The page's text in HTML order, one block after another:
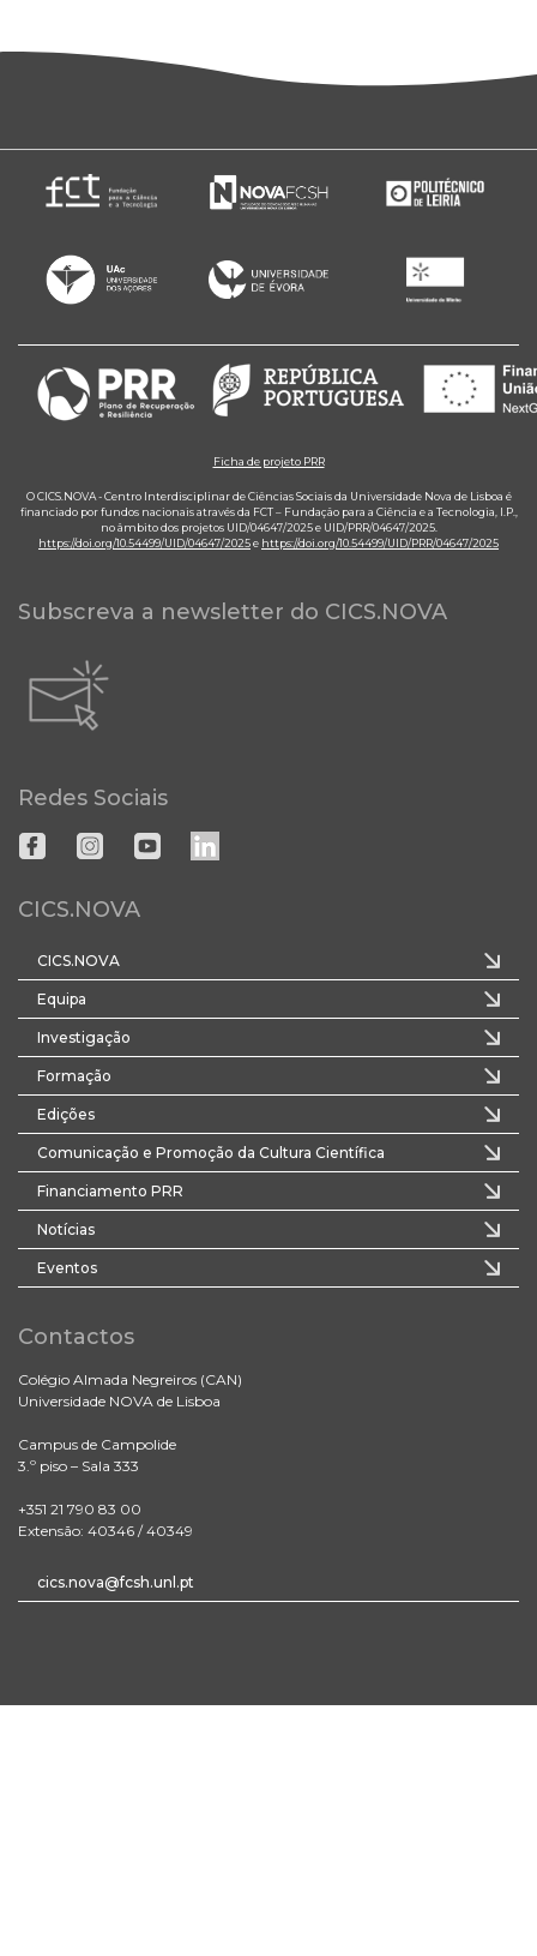
Ficha de projeto PRR
O CICS.NOVA - Centro Interdisciplinar de Ciências Sociais da Universidade Nova de Lisboa é
financiado por fundos nacionais através da FCT – Fundação para a Ciência e a Tecnologia, I.P.,
no âmbito dos projetos UID/04647/2025 e UID/PRR/04647/2025.
https://doi.org/10.54499/UID/04647/2025e https://doi.org/10.54499/UID/PRR/04647/2025
Subscreva a newsletter do CICS.NOVA
Redes Sociais
CICS.NOVA
CICS.NOVA
Equipa
Investigação
Formação
Edições
Comunicação e Promoção da Cultura Científica
Financiamento PRR
Notícias
Eventos
Contactos
Colégio Almada Negreiros (CAN)
Universidade NOVA de Lisboa
Campus de Campolide
3.º piso – Sala 333
+351 21 790 83 00
Extensão: 40346 / 40349
cics.nova@fcsh.unl.pt